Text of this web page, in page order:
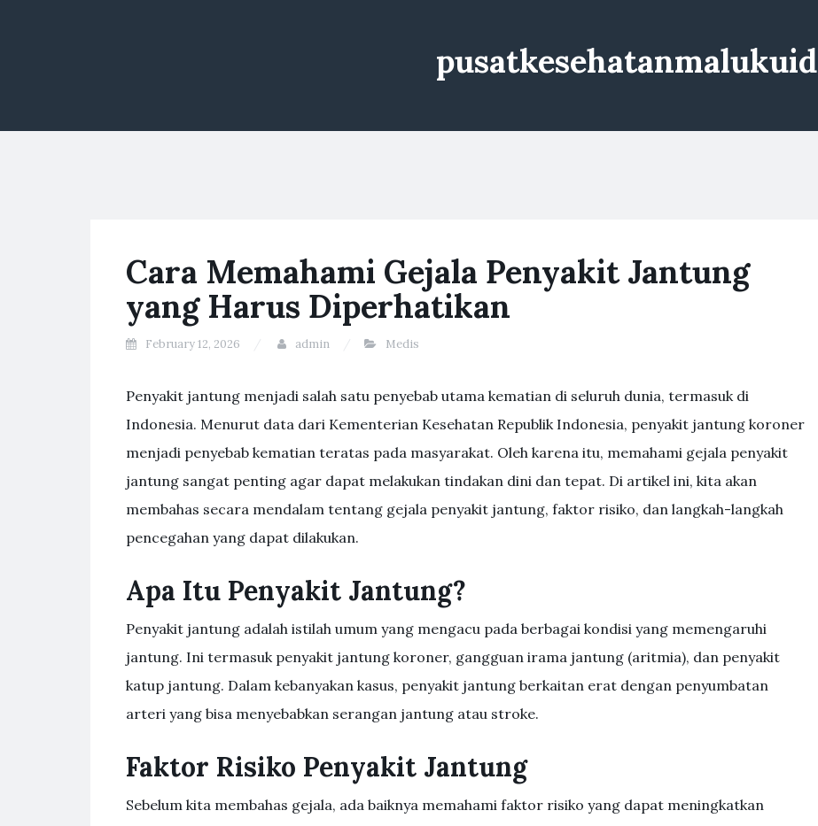
pusatkesehatanmalukuid
Cara Memahami Gejala Penyakit Jantung
yang Harus Diperhatikan
February 12, 2026 admin Medis
Penyakit jantung menjadi salah satu penyebab utama kematian di seluruh dunia, termasuk di
Indonesia. Menurut data dari Kementerian Kesehatan Republik Indonesia, penyakit jantung koroner
menjadi penyebab kematian teratas pada masyarakat. Oleh karena itu, memahami gejala penyakit
jantung sangat penting agar dapat melakukan tindakan dini dan tepat. Di artikel ini, kita akan
membahas secara mendalam tentang gejala penyakit jantung, faktor risiko, dan langkah-langkah
pencegahan yang dapat dilakukan.
Apa Itu Penyakit Jantung?
Penyakit jantung adalah istilah umum yang mengacu pada berbagai kondisi yang memengaruhi
jantung. Ini termasuk penyakit jantung koroner, gangguan irama jantung (aritmia), dan penyakit
katup jantung. Dalam kebanyakan kasus, penyakit jantung berkaitan erat dengan penyumbatan
arteri yang bisa menyebabkan serangan jantung atau stroke.
Faktor Risiko Penyakit Jantung
Sebelum kita membahas gejala, ada baiknya memahami faktor risiko yang dapat meningkatkan